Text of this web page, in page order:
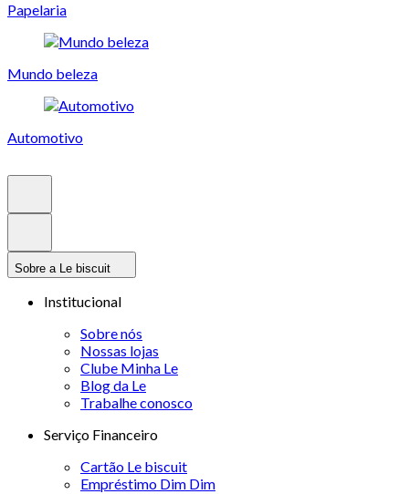
Papelaria
Mundo beleza
Automotivo
Sobre a Le biscuit
Institucional
Sobre nós
Nossas lojas
Clube Minha Le
Blog da Le
Trabalhe conosco
Serviço Financeiro
Cartão Le biscuit
Empréstimo Dim Dim